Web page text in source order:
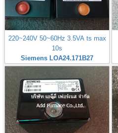
220~240V 50~60Hz 3.5VA ts max
10s
Siemens LOA24.171B27